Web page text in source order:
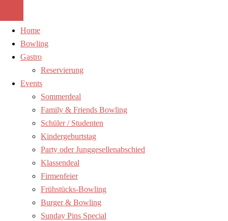
Home
Bowling
Gastro
Reservierung
Events
Sommerdeal
Family & Friends Bowling
Schüler / Studenten
Kindergeburtstag
Party oder Junggesellenabschied
Klassendeal
Firmenfeier
Frühstücks-Bowling
Burger & Bowling
Sunday Pins Special